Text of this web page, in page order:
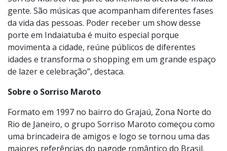
empreendimento um polo de entretenimento da cidade
e região. “Com quase 30 anos de carreira, o grupo
Sorriso Maroto faz parte da memória afetiva de muita
gente. São músicas que acompanham diferentes fases
da vida das pessoas. Poder receber um show desse
porte em Indaiatuba é muito especial porque
movimenta a cidade, reúne públicos de diferentes
de lazer e celebração”, destaca.
Sobre o Sorriso Maroto